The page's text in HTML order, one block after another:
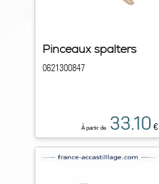
Pinceaux spalters
0621300847
À partir de 33.10 €